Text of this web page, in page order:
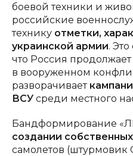
боевой техники и
российские
технику отметки,
украинской армии.
что Россия продолжает
в вооруженном
разворачивает
ВСУ среди местного
Бандформирование
создании
самолетов (штурмовик